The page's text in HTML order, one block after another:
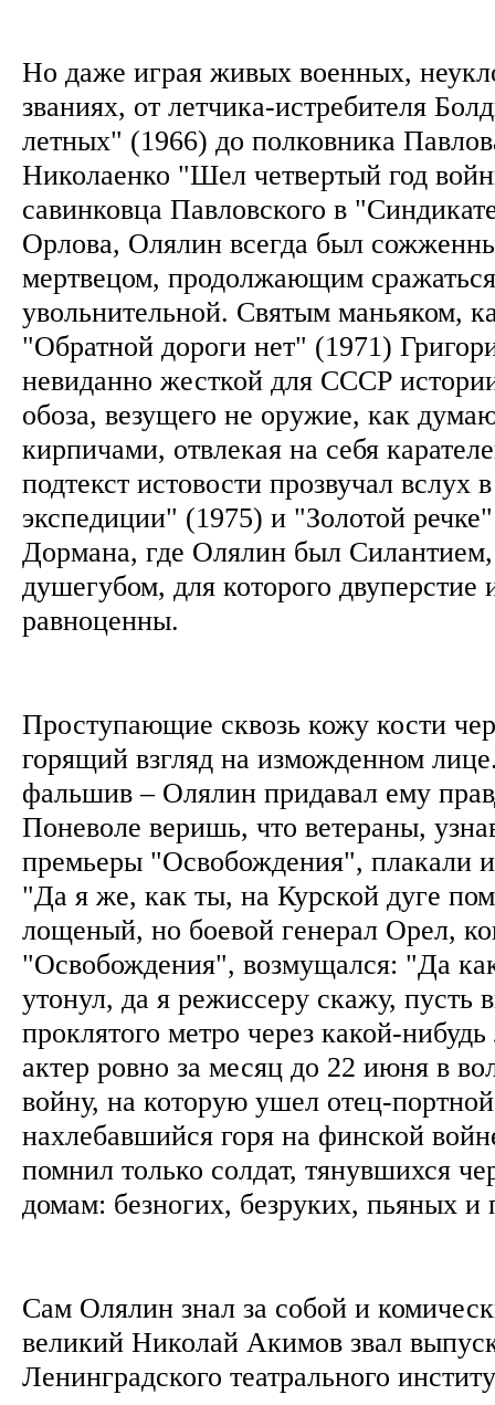
Но даже играя живых военных,
званиях, от летчика-истребителя
летных" (1966) до полковника
Николаенко "Шел четвертый год
савинковца Павловского в
Орлова, Олялин всегда был
мертвецом, продолжающим
увольнительной. Святым маньяком,
"Обратной дороги нет" (1971)
невиданно жесткой для СССР
обоза, везущего не оружие, как
кирпичами, отвлекая на себя
подтекст истовости прозвучал
экспедиции" (1975) и "Золотой
Дормана, где Олялин был
душегубом, для которого двуперстие
равноценны.
Проступающие сквозь кожу кости
горящий взгляд на изможденном
фальшив – Олялин придавал ему
Поневоле веришь, что ветераны,
премьеры "Освобождения", плакали
"Да я же, как ты, на Курской дуге
лощеный, но боевой генерал Орел,
"Освобождения", возмущался: "Да
утонул, да я режиссеру скажу, пусть
проклятого метро через какой-
актер ровно за месяц до 22 июня в
войну, на которую ушел отец-
нахлебавшийся горя на финской
помнил только солдат, тянувшихся
домам: безногих, безруких, пьяных
Сам Олялин знал за собой и
великий Николай Акимов звал
Ленинградского театрального